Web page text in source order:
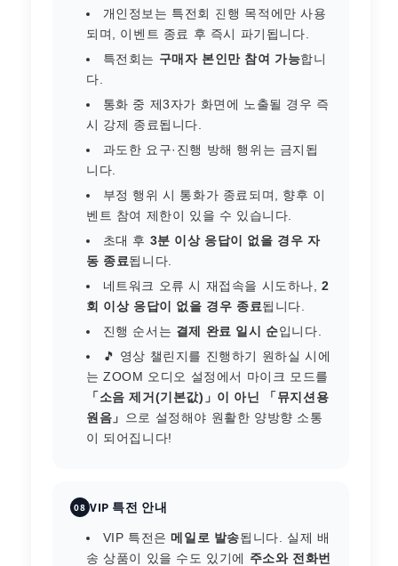
개인정보는 특전회 진행 목적에만 사용
되며, 이벤트 종료 후 즉시 파기됩니다.
특전회는 구매자 본인만 참여 가능합니
다.
통화 중 제3자가 화면에 노출될 경우 즉
시 강제 종료됩니다.
과도한 요구·진행 방해 행위는 금지됩
니다.
부정 행위 시 통화가 종료되며, 향후 이
벤트 참여 제한이 있을 수 있습니다.
초대 후 3분 이상 응답이 없을 경우 자
동 종료됩니다.
네트워크 오류 시 재접속을 시도하나,2
회 이상 응답이 없을 경우 종료됩니다.
진행 순서는 결제 완료 일시 순입니다.
🎵 영상 챌린지를 진행하기 원하실 시에
는 ZOOM 오디오 설정에서 마이크 모드를
「소음 제거(기본값)」이 아닌 「뮤지션용
원음」 으로 설정해야 원활한 양방향 소통
이 되어집니다!
08 VIP 특전 안내
VIP 특전은메일로 발송됩니다. 실제 배
송 상품이 있을 수도 있기에 주소와 전화번